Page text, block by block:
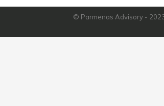
© Parmenas Advisory -